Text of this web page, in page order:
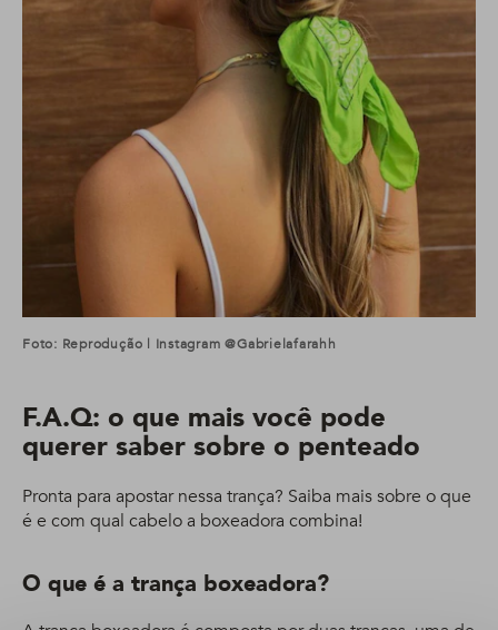
Foto: Reprodução | Instagram @gabrielafarahh
F.A.Q: o que mais você pode
querer saber sobre o penteado
Pronta para apostar nessa trança? Saiba mais sobre o que
é e com qual cabelo a boxeadora combina!
O que é a trança boxeadora?